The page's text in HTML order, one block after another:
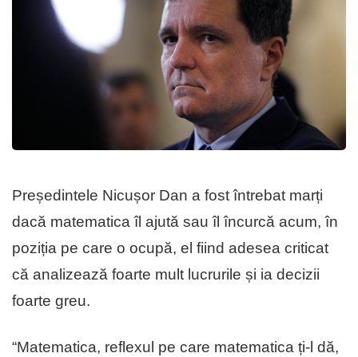
Președintele Nicușor Dan a fost întrebat marți
dacă matematica îl ajută sau îl încurcă acum, în
poziția pe care o ocupă, el fiind adesea criticat
că analizează foarte mult lucrurile și ia decizii
foarte greu.
“Matematica, reflexul pe care matematica ți-l dă,